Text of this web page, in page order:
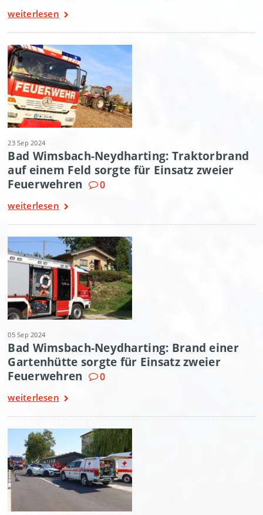
weiterlesen
23 Sep 2024
Bad Wimsbach-Neydharting: Traktorbrand
auf einem Feld sorgte für Einsatz zweier
Feuerwehren
0
weiterlesen
05 Sep 2024
Bad Wimsbach-Neydharting: Brand einer
Gartenhütte sorgte für Einsatz zweier
Feuerwehren
0
weiterlesen